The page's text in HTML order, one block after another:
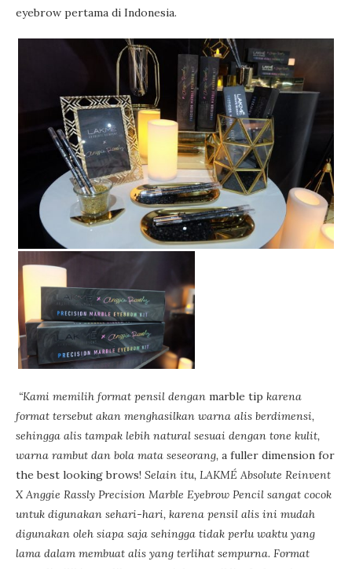
eyebrow pertama di Indonesia.
“Kami memilih format pensil dengan marble tip karena
format tersebut akan menghasilkan warna alis berdimensi,
sehingga alis tampak lebih natural sesuai dengan tone kulit,
warna rambut dan bola mata seseorang, a fuller dimension for
the best looking brows! Selain itu, LAKMÉ Absolute Reinvent
X Anggie Rassly Precision Marble Eyebrow Pencil sangat cocok
untuk digunakan sehari-hari, karena pensil alis ini mudah
digunakan oleh siapa saja sehingga tidak perlu waktu yang
lama dalam membuat alis yang terlihat sempurna. Format